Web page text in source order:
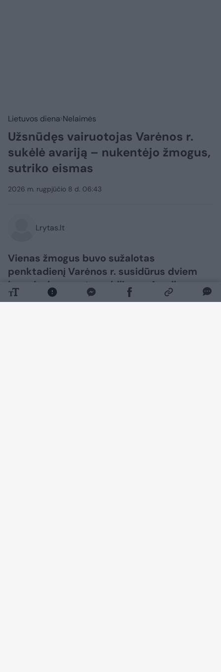
Lietuvos diena Nelaimės
Užsnūdęs vairuotojas Varėnos r.
sukėlė avariją – nukentėjo žmogus,
sutriko eismas
2026 m. rugpjūčio 8 d. 06:43
Lrytas.lt
Vienas žmogus buvo sužalotas
penktadienį Varėnos r. susidūrus dviem
lengviesiems automobiliams. Avarija
sukėlė užsnūdęs vairuotojas, įvykio vietoje